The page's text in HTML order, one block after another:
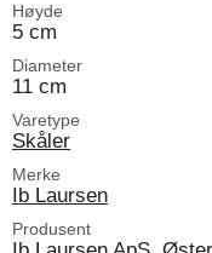
Høyde
5 cm
Diameter
11 cm
Varetype
Skåler
Merke
Ib Laursen
Produsent